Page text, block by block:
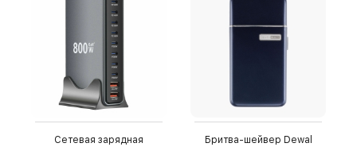
Сетевая зарядная
Бритва-шейвер Dewal